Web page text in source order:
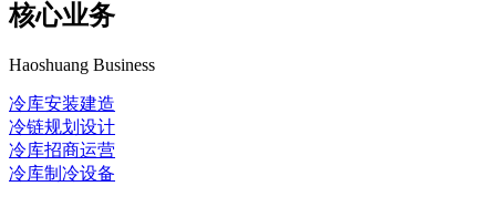
核心业务
Haoshuang Business
冷库安装建造
冷链规划设计
冷库招商运营
冷库制冷设备